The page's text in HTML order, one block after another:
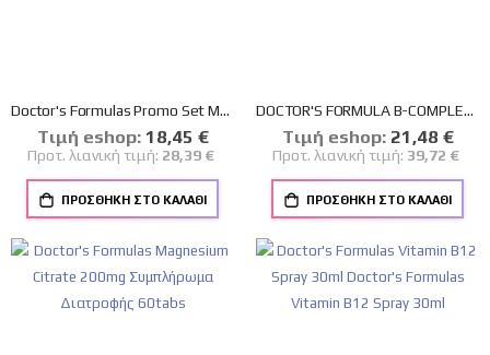
Doctor's Formulas Promo Set Magnesium Formula 120tabs + Δώρο Magnesium Formula 60tabs
Tιμή eshop: Ειδική
Τιμή
18,45 €
Προτ. λιανική τιμή: 28,39 €
ΠΡΟΣΘΉΚΗ ΣΤΟ ΚΑΛΆΘΙ
DOCTOR'S FORMULA B-COMPLEX FORMULA 120TABS
Tιμή eshop: Ειδική
Τιμή
21,48 €
Προτ. λιανική τιμή: 39,72 €
ΠΡΟΣΘΉΚΗ ΣΤΟ ΚΑΛΆΘΙ